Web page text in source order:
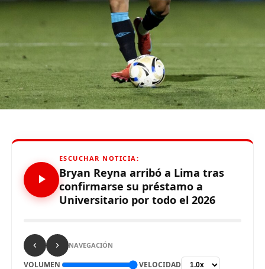
De otro lado, se reportó que supuestos hinchas de
Sporting Cristal realizaron pintas y ciertos daños en los
alrededores del Estadio Alejandro Villanueva – Matute,
durante el partido ante Carabobo por Copa Libertadores
2026. Con este panorama, se abre la posibilidad de que
Alianza Lima no preste nuevamente el recinto deportivo
a los celestes, por lo que se abre una nueva posibilidad
Comparte esto:
ESCUCHAR NOTICIA:
Bryan Reyna arribó a Lima tras
confirmarse su préstamo a
Universitario por todo el 2026
NAVEGACIÓN
VOLUMEN VELOCIDAD